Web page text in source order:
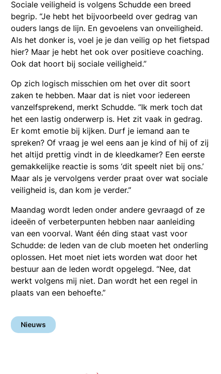
Sociale veiligheid is volgens Schudde een breed
begrip. “Je hebt het bijvoorbeeld over gedrag van
ouders langs de lijn. En gevoelens van onveiligheid.
Als het donker is, voel je je dan veilig op het fietspad
hier? Maar je hebt het ook over positieve coaching.
Ook dat hoort bij sociale veiligheid.”
Op zich logisch misschien om het over dit soort
zaken te hebben. Maar dat is niet voor iedereen
vanzelfsprekend, merkt Schudde. “Ik merk toch dat
het een lastig onderwerp is. Het zit vaak in gedrag.
Er komt emotie bij kijken. Durf je iemand aan te
spreken? Of vraag je wel eens aan je kind of hij of zij
het altijd prettig vindt in de kleedkamer? Een eerste
gemakkelijke reactie is soms ‘dit speelt niet bij ons.’
Maar als je vervolgens verder praat over wat sociale
veiligheid is, dan kom je verder.”
Maandag wordt leden onder andere gevraagd of ze
ideeën of verbeterpunten hebben naar aanleiding
van een voorval. Want één ding staat vast voor
Schudde: de leden van de club moeten het onderling
oplossen. Het moet niet iets worden wat door het
bestuur aan de leden wordt opgelegd. “Nee, dat
werkt volgens mij niet. Dan wordt het een regel in
plaats van een behoefte.”
Nieuws